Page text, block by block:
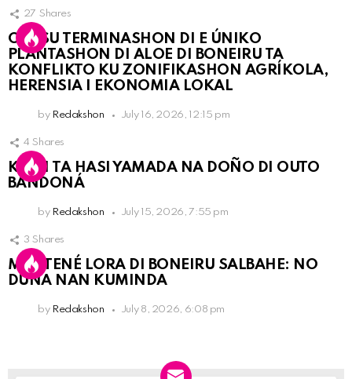
27 Shares
OLB SU TERMINASHON DI E ÚNIKO
PLANTASHON DI ALOE DI BONEIRU TA
KONFLIKTO KU ZONIFIKASHON AGRÍKOLA,
HERENSIA I EKONOMIA LOKAL
by Redakshon July 16, 2026, 12:15 pm
4 Shares
KPCN TA HASI YAMADA NA DOÑO DI OUTO
BANDONÁ
by Redakshon July 15, 2026, 7:55 pm
3 Shares
MANTENÉ LORA DI BONEIRU SALBAHE: NO
DUNA NAN KUMINDA
by Redakshon July 8, 2026, 6:08 pm